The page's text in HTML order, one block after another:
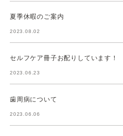
夏季休暇のご案内
2023.08.02
セルフケア冊子お配りしています！
2023.06.23
歯周病について
2023.06.06